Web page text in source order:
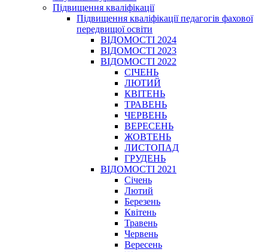
Підвищення кваліфікації
Підвищення кваліфікації педагогів фахової
передвищої освіти
ВІДОМОСТІ 2024
ВІДОМОСТІ 2023
ВІДОМОСТІ 2022
СІЧЕНЬ
ЛЮТИЙ
КВІТЕНЬ
ТРАВЕНЬ
ЧЕРВЕНЬ
ВЕРЕСЕНЬ
ЖОВТЕНЬ
ЛИСТОПАД
ГРУДЕНЬ
ВІДОМОСТІ 2021
Січень
Лютий
Березень
Квітень
Травень
Червень
Вересень